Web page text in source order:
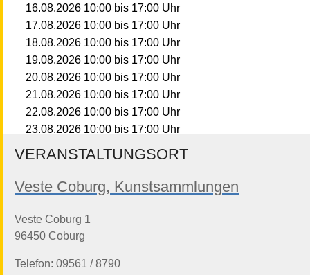
16.08.2026 10:00 bis 17:00 Uhr
17.08.2026 10:00 bis 17:00 Uhr
18.08.2026 10:00 bis 17:00 Uhr
19.08.2026 10:00 bis 17:00 Uhr
20.08.2026 10:00 bis 17:00 Uhr
21.08.2026 10:00 bis 17:00 Uhr
22.08.2026 10:00 bis 17:00 Uhr
23.08.2026 10:00 bis 17:00 Uhr
24.08.202610:00bis 17:00 Uhr
10:00 bis 17:00 Uhr
26.08.202610:00 bis 17:00 Uhr
27.08.202610:00bis17:00 Uhr
28.08.2026 10:00
29.08.202610:00
31.08.202610:00bis
VERANSTALTUNGSORT
Veste Coburg, Kunstsammlungen
Veste Coburg 1
96450 Coburg
Telefon: 09561 / 8790